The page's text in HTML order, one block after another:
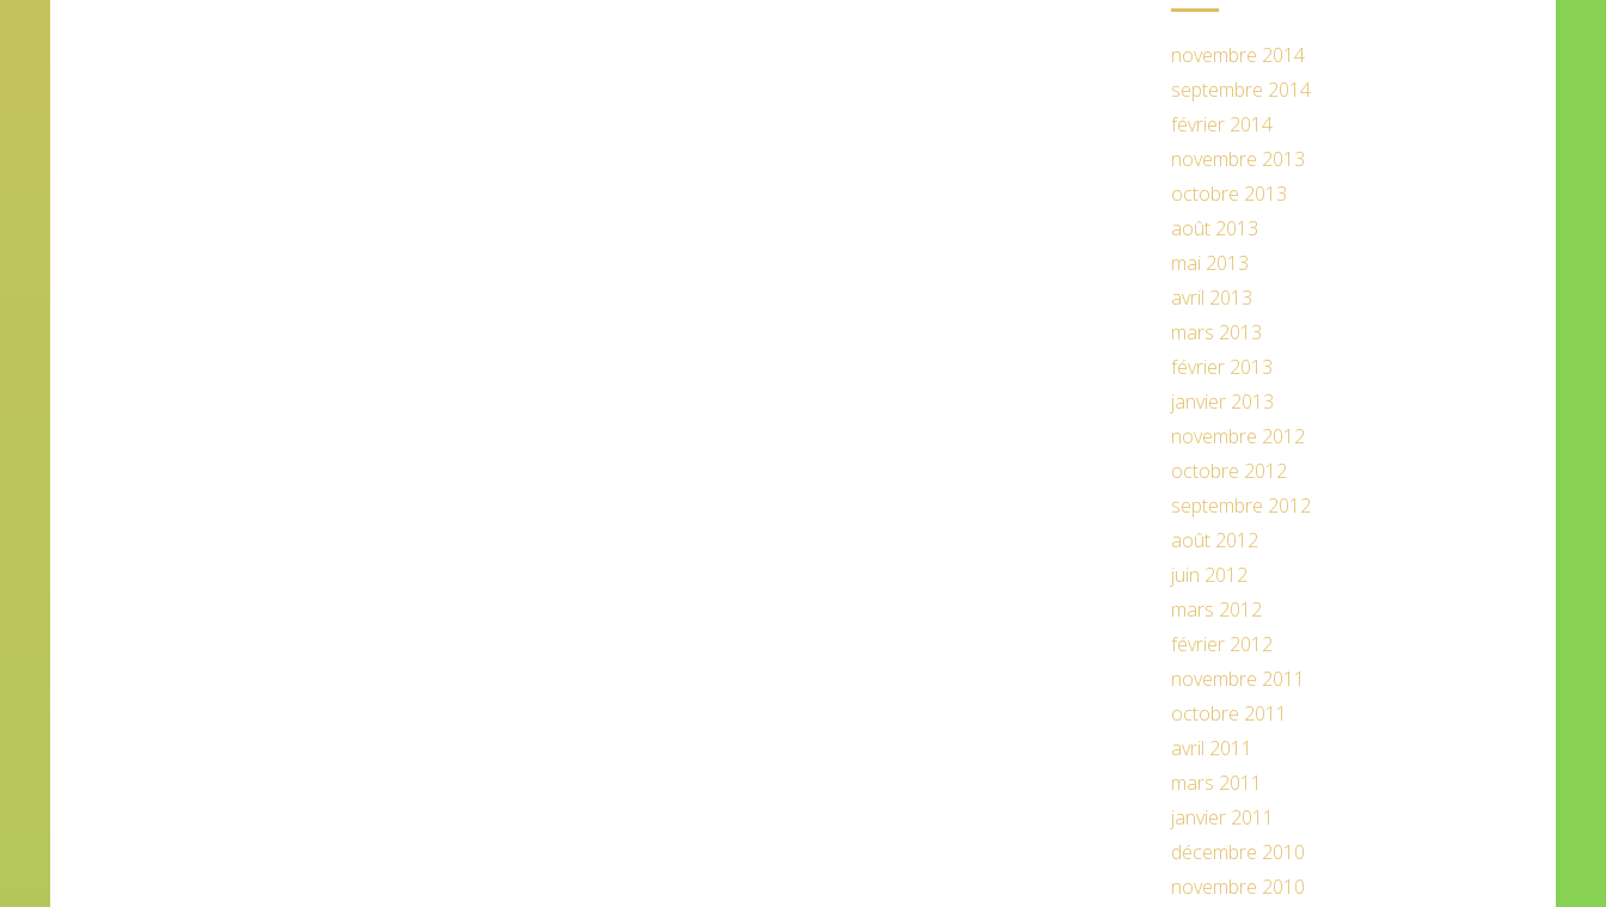
novembre 2014
septembre 2014
février 2014
novembre 2013
octobre 2013
août 2013
mai 2013
avril 2013
mars 2013
février 2013
janvier 2013
novembre 2012
octobre 2012
septembre 2012
août 2012
juin 2012
mars 2012
février 2012
novembre 2011
octobre 2011
avril 2011
mars 2011
janvier 2011
décembre 2010
novembre 2010